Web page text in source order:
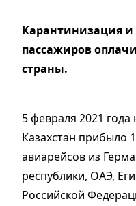
Карантинизация и
пассажиров
страны.
5 февраля 2021
Казахстан прибыло
авиарейсов из
республики, ОАЭ,
Российской